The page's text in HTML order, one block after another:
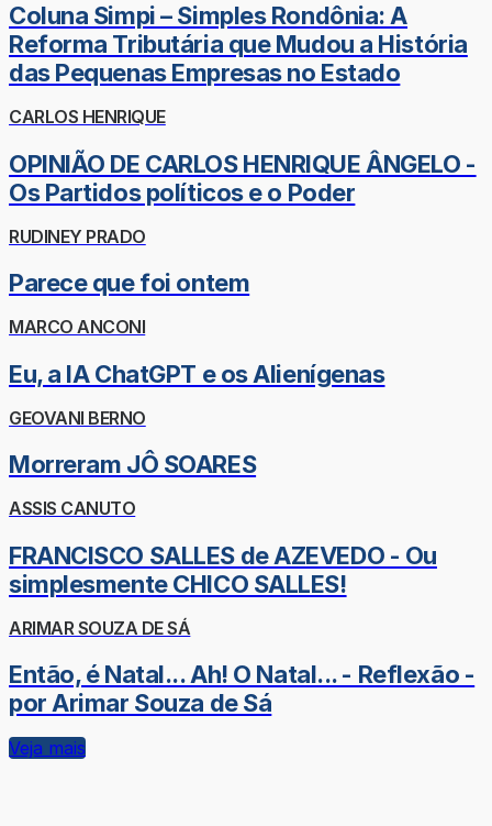
Coluna Simpi – Simples Rondônia: A
Reforma Tributária que Mudou a História
das Pequenas Empresas no Estado
CARLOS HENRIQUE
OPINIÃO DE CARLOS HENRIQUE ÂNGELO -
Os Partidos políticos e o Poder
RUDINEY PRADO
Parece que foi ontem
MARCO ANCONI
Eu, a IA ChatGPT e os Alienígenas
GEOVANI BERNO
Morreram JÔ SOARES
ASSIS CANUTO
FRANCISCO SALLES de AZEVEDO - Ou
simplesmente CHICO SALLES!
ARIMAR SOUZA DE SÁ
Então, é Natal... Ah! O Natal... - Reflexão -
por Arimar Souza de Sá
Veja mais